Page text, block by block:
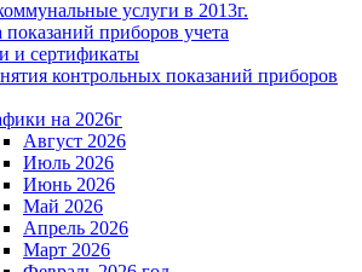
услуги в 2013г.
показаний приборов учета
и сертификаты
контрольных показаний приборов
на 2026г
Август 2026
Июль 2026
Июнь 2026
Май 2026
Апрель 2026
Март 2026